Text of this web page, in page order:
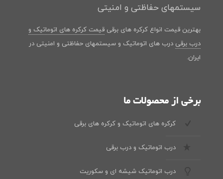
سیستمهای حفاظتی و امنیتی
بهترین قیمت انواع کرکره های برقی قیمت کرکره های اتوماتیک و
درب برقی درب های اتوماتیک و سیستمهای حفاظتی و امنیتی در
ایران.
برخی از محصولات ما
کرکره های اتوماتیک و کرکره های برقی
درب اتوماتیک و درب برقی
درب اتوماتیک شیشه ای و سکوریت